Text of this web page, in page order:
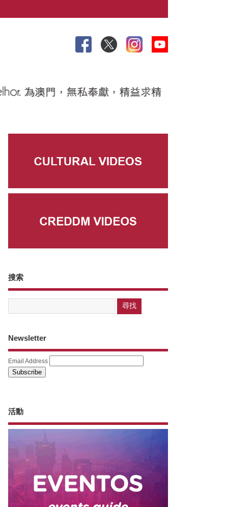
搜索
Newsletter
Email Address
活動